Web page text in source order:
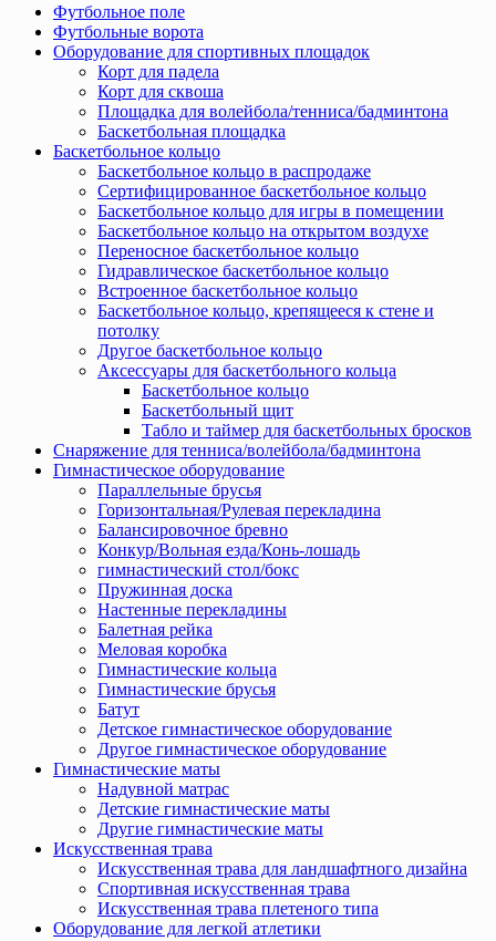
Футбольное поле
Футбольные ворота
Оборудование для спортивных площадок
Корт для падела
Корт для сквоша
Площадка для волейбола/тенниса/бадминтона
Баскетбольная площадка
Баскетбольное кольцо
Баскетбольное кольцо в распродаже
Сертифицированное баскетбольное кольцо
Баскетбольное кольцо для игры в помещении
Баскетбольное кольцо на открытом воздухе
Переносное баскетбольное кольцо
Гидравлическое баскетбольное кольцо
Встроенное баскетбольное кольцо
Баскетбольное кольцо, крепящееся к стене и
потолку
Другое баскетбольное кольцо
Аксессуары для баскетбольного кольца
Баскетбольное кольцо
Баскетбольный щит
Табло и таймер для баскетбольных бросков
Снаряжение для тенниса/волейбола/бадминтона
Гимнастическое оборудование
Параллельные брусья
Горизонтальная/Рулевая перекладина
Балансировочное бревно
Конкур/Вольная езда/Конь-лошадь
гимнастический стол/бокс
Пружинная доска
Настенные перекладины
Балетная рейка
Меловая коробка
Гимнастические кольца
Гимнастические брусья
Батут
Детское гимнастическое оборудование
Другое гимнастическое оборудование
Гимнастические маты
Надувной матрас
Детские гимнастические маты
Другие гимнастические маты
Искусственная трава
Искусственная трава для ландшафтного дизайна
Спортивная искусственная трава
Искусственная трава плетеного типа
Оборудование для легкой атлетики